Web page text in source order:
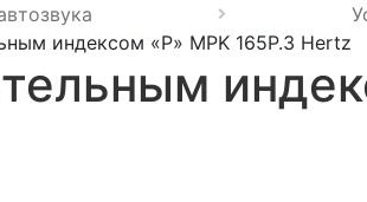
индексом «P» MPK 165P.3 Hertz